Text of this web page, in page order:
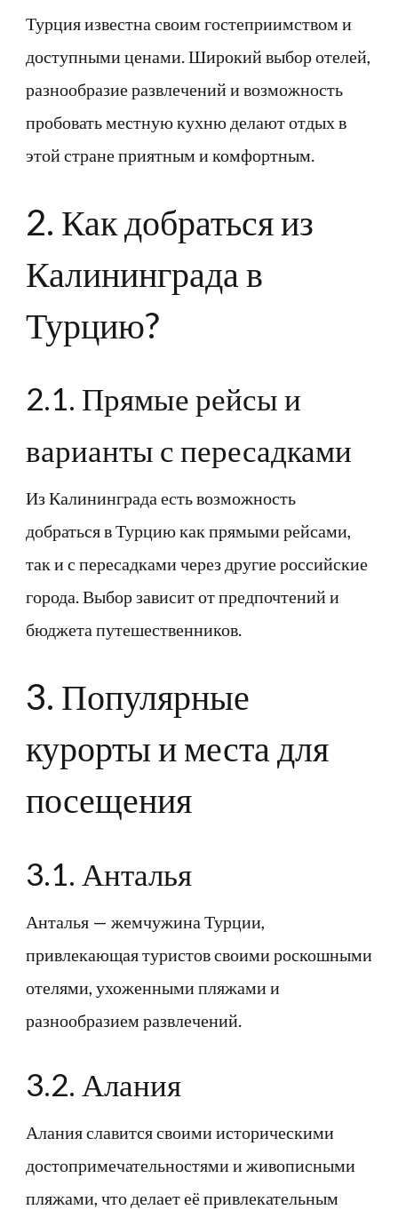
Турция известна своим гостеприимством и
доступными ценами. Широкий выбор отелей,
разнообразие развлечений и возможность
пробовать местную кухню делают отдых в
этой стране приятным и комфортным.
2. Как добраться из
Калининграда в
Турцию?
2.1. Прямые рейсы и
варианты с пересадками
Из Калининграда есть возможность
добраться в Турцию как прямыми рейсами,
так и с пересадками через другие российские
города. Выбор зависит от предпочтений и
бюджета путешественников.
3. Популярные
курорты и места для
посещения
3.1. Анталья
Анталья — жемчужина Турции,
привлекающая туристов своими роскошными
отелями, ухоженными пляжами и
разнообразием развлечений.
3.2. Алания
Алания славится своими историческими
достопримечательностями и живописными
пляжами, что делает её привлекательным